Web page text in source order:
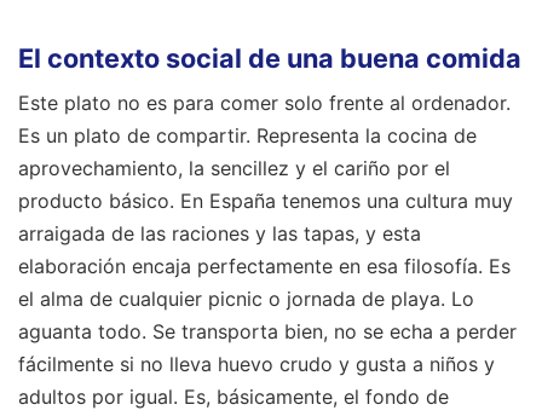
El contexto social de una buena comida
Este plato no es para comer solo frente al ordenador.
Es un plato de compartir. Representa la cocina de
aprovechamiento, la sencillez y el cariño por el
producto básico. En España tenemos una cultura muy
arraigada de las raciones y las tapas, y esta
elaboración encaja perfectamente en esa filosofía. Es
el alma de cualquier picnic o jornada de playa. Lo
aguanta todo. Se transporta bien, no se echa a perder
fácilmente si no lleva huevo crudo y gusta a niños y
adultos por igual. Es, básicamente, el fondo de